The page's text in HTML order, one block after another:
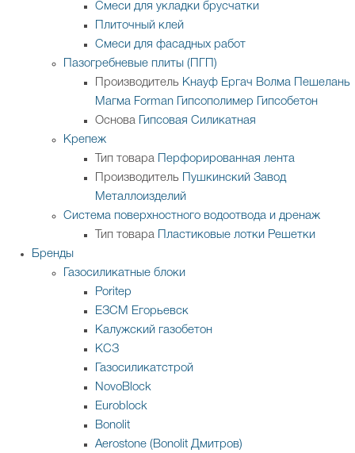
Смеси для укладки брусчатки
Плиточный клей
Смеси для фасадных работ
Пазогребневые плиты (ПГП)
Производитель Кнауф Ергач Волма
Пешелань
Магма Forman Гипсополимер
Гипсобетон
Основа
Гипсовая Силикатная
Крепеж
Тип товара
Перфорированная лента
Производитель
Пушкинский Завод
Металлоизделий
Система поверхностного водоотвода и дренаж
Тип товара
Пластиковые лотки Решетки
Бренды
Газосиликатные блоки
Poritep
ЕЗСМ Егорьевск
Калужский газобетон
КСЗ
Газосиликатстрой
NovoBlock
Euroblock
Bonolit
Aerostone (Bonolit Дмитров)